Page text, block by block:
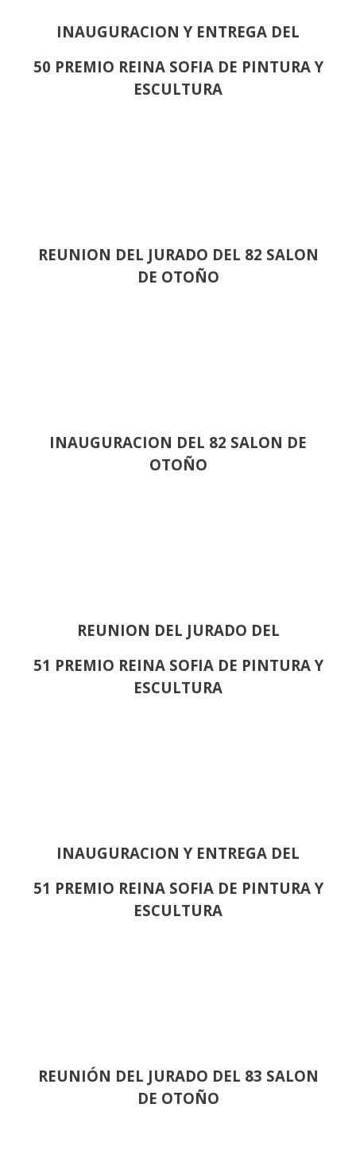
INAUGURACION Y ENTREGA DEL
50 PREMIO REINA SOFIA DE PINTURA Y
ESCULTURA
REUNION DEL JURADO DEL 82 SALON
DE OTOÑO
INAUGURACION DEL 82 SALON DE
OTOÑO
REUNION DEL JURADO DEL
51 PREMIO REINA SOFIA DE PINTURA Y
ESCULTURA
INAUGURACION Y ENTREGA DEL
51 PREMIO REINA SOFIA DE PINTURA Y
ESCULTURA
REUNIÓN DEL JURADO DEL 83 SALON
DE OTOÑO